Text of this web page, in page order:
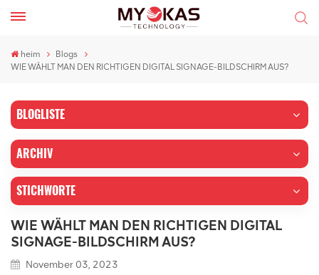
heim
Blogs
WIE WÄHLT MAN DEN RICHTIGEN DIGITAL SIGNAGE-BILDSCHIRM AUS?
BLOGLISTE
ARCHIV
STICHWORTE
WIE WÄHLT MAN DEN RICHTIGEN DIGITAL
SIGNAGE-BILDSCHIRM AUS?
November 03, 2023